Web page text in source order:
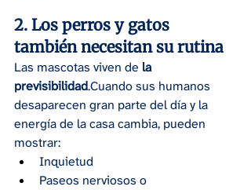
2. Los perros y gatos
también necesitan su rutina
Las mascotas viven de la
previsibilidad.Cuando sus humanos
desaparecen gran parte del día y la
energía de la casa cambia, pueden
mostrar:
Inquietud
Paseos nerviosos o